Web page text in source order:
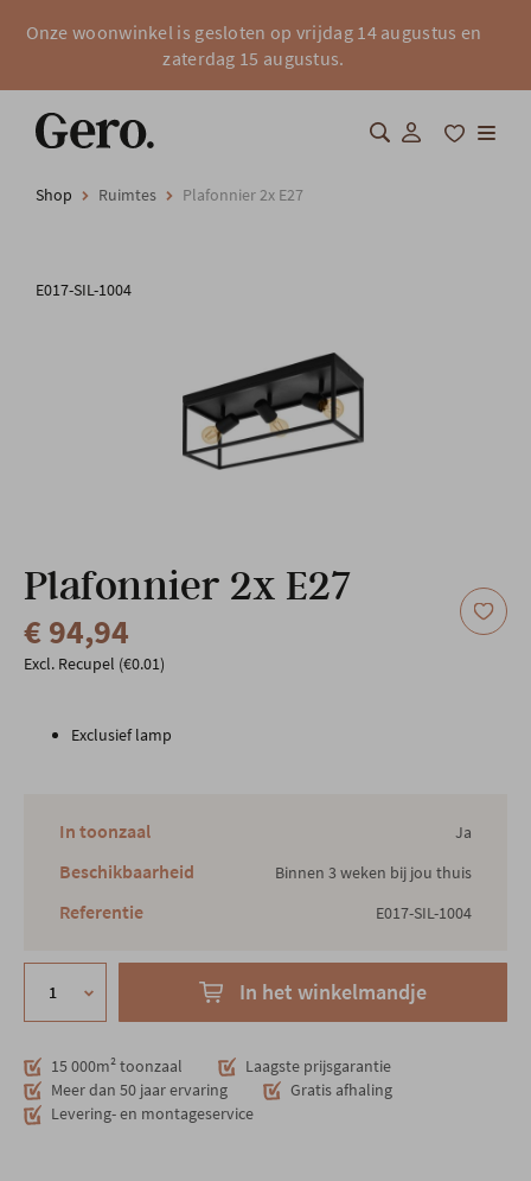
Onze woonwinkel is gesloten op vrijdag 14 augustus en
zaterdag 15 augustus.
Totaalinrichting
Shop Ruimtes Plafonnier 2x E27
E017-SIL-1004
Plafonnier 2x E27
€ 94,94
Excl. Recupel (€0.01)
Exclusief lamp
In toonzaal Ja
Beschikbaarheid Binnen 3 weken bij jou thuis
Referentie E017-SIL-1004
In het winkelmandje
15 000m² toonzaal
Laagste prijsgarantie
Meer dan 50 jaar ervaring
Gratis afhaling
Levering- en montageservice